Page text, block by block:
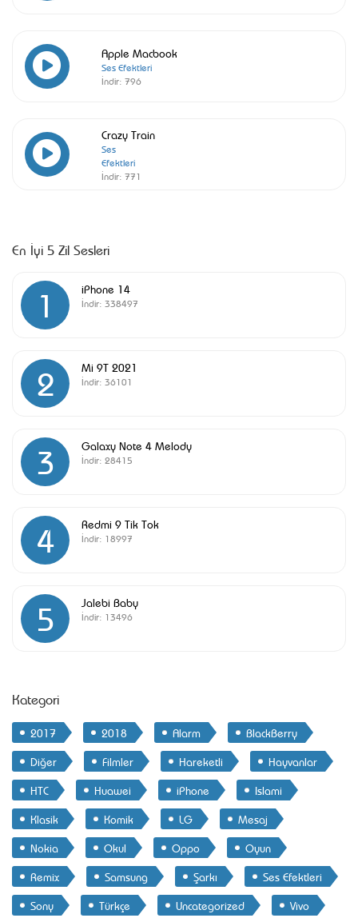
Apple Macbook
Ses Efektleri
İndir: 796
Crazy Train
Ses
Efektleri
İndir: 771
En İyi 5 Zil Sesleri
1 iPhone 14
İndir: 338497
2 Mi 9T 2021
İndir: 36101
3 Galaxy Note 4 Melody
İndir: 28415
4 Redmi 9 Tik Tok
İndir: 18997
5 Jalebi Baby
İndir: 13496
Kategori
2017 2018 Alarm
BlackBerry
Diğer
Filmler Hareketli
Hayvanlar
HTC
Huawei iPhone
Islami
Klasik
Komik LG
Mesaj
Nokia
Okul Oppo
Oyun
Remix
Samsung Şarkı
Ses Efektleri
Sony
Türkçe Uncategorized Vivo